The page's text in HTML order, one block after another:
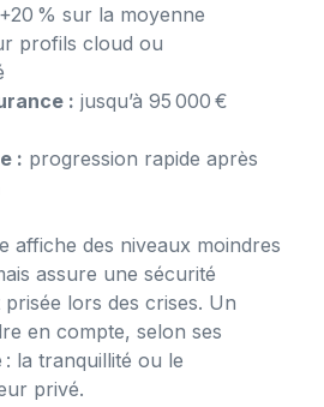
+20 % sur la moyenne
profils cloud ou
: jusqu’à 95 000 €
: progression rapide après
affiche des niveaux moindres
assure une sécurité
prisée lors des crises. Un
en compte, selon ses
la tranquillité ou le
privé.